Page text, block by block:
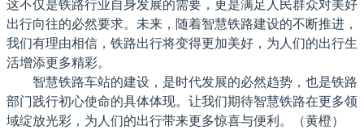
出行向往的必然要求。未来，随着智慧铁路建设的不断推进，
我们有理由相信，铁路出行将变得更加美好，为人们的出行生
活增添更多精彩。
智慧铁路车站的建设，是时代发展的必然趋势，也是铁路
部门践行初心使命的具体体现。让我们期待智慧铁路在更多领
域绽放光彩，为人们的出行带来更多惊喜与便利。（黄橙）